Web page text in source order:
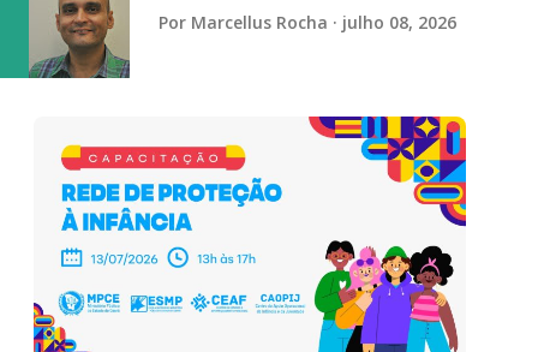
vaga na referência do ataque, com...
Por Marcellus Rocha julho 08, 2026